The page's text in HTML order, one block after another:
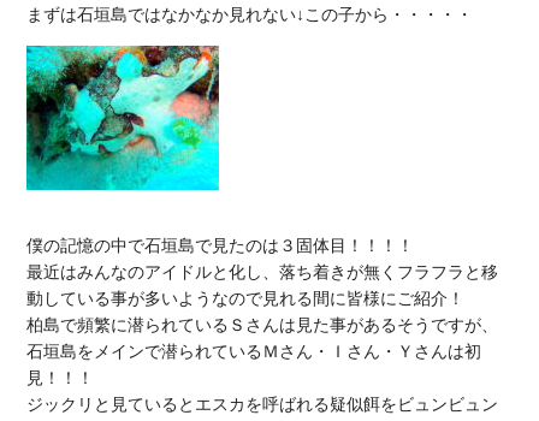
僕の記憶の中で石垣島で見たのは３固体目！！！！
最近はみんなのアイドルと化し、落ち着きが無くフラフラと移
動している事が多いようなので見れる間に皆様にご紹介！
柏島で頻繁に潜られているＳさんは見た事があるそうですが、
石垣島をメインで潜られているＭさん・Ｉさん・Ｙさんは初
見！！！
ジックリと見ているとエスカを呼ばれる疑似餌をビュンビュン